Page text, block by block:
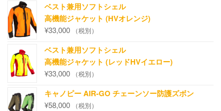
ベスト兼用ソフトシェル
高機能ジャケット (HVオレンジ)
¥33,000 （税別）
ベスト兼用ソフトシェル
高機能ジャケット (レッドHVイエロー)
¥33,000 （税別）
キャノピー AIR-GO チェーンソー防護ズボン
¥58,000 （税別）